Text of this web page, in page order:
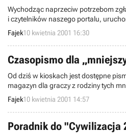
Wychodząc naprzeciw potrzebom
i czytelników naszego portalu,
Half-Life: Counter Strike.
Fajek10 kwietnia 2001 16:30
Czasopismo dla
Od dziś w kioskach jest dostępne
magazyn dla graczy z rodziny tych
zawierający dodatkowo pełną wersję
Fajek10 kwietnia 2001 14:57
Poradnik do "Cywilizacja